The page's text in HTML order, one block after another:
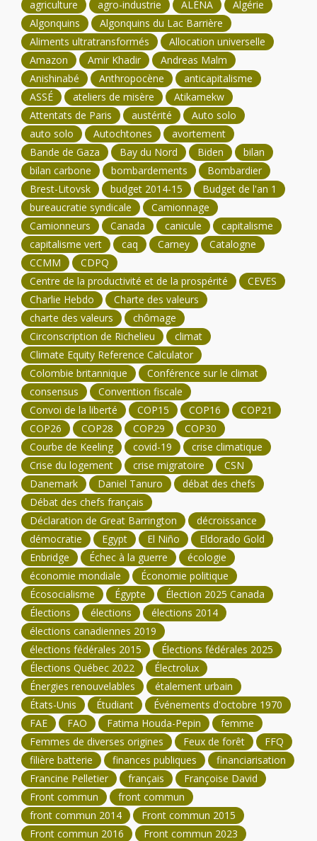
agriculture agro-industrie ALÉNA
Algérie
Algonquins
Algonquins du Lac Barrière
Aliments ultratransformés
Allocation universelle
Amazon
Amir Khadir
Andreas Malm
Anishinabé
Anthropocène
anticapitalisme
ASSÉ
ateliers de misère
Atikamekw
Attentats de Paris
austérité
Auto solo
auto solo
Autochtones
avortement
Bande de Gaza
Bay du Nord Biden
bilan
bilan carbone
bombardements
Bombardier
Brest-Litovsk
budget 2014-15
Budget de l'an 1
bureaucratie syndicale
Camionnage
Camionneurs
Canada canicule
capitalisme
capitalisme vert
caq Carney
Catalogne
CCMM
CDPQ
Centre de la productivité et de la prospérité
CEVES
Charlie Hebdo
Charte des valeurs
charte des valeurs
chômage
Circonscription de Richelieu
climat
Climate Equity Reference Calculator
Colombie britannique
Conférence sur le climat
consensus
Convention fiscale
Convoi de la liberté
COP15 COP16
COP21
COP26
COP28 COP29
COP30
Courbe de Keeling
covid-19
crise climatique
Crise du logement
crise migratoire
CSN
Danemark
Daniel Tanuro
débat des chefs
Débat des chefs français
Déclaration de Great Barrington
décroissance
démocratie
Egypt El Niño
Eldorado Gold
Enbridge
Échec à la guerre
écologie
économie mondiale
Économie politique
Écosocialisme
Égypte
Élection 2025 Canada
Élections
élections
élections 2014
élections canadiennes 2019
élections fédérales 2015
Élections fédérales 2025
Élections Québec 2022
Électrolux
Énergies renouvelables
étalement urbain
États-Unis
Étudiant
Événements d'octobre 1970
FAE
FAO Fatima Houda-Pepin
femme
Femmes de diverses origines
Feux de forêt
FFQ
filière batterie
finances publiques
financiarisation
Francine Pelletier
français
Françoise David
Front commun
front commun
front commun 2014
Front commun 2015
Front commun 2016
Front commun 2023